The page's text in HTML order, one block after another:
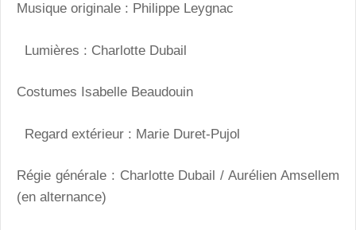
Musique originale : Philippe Leygnac
Lumières : Charlotte Dubail
Costumes Isabelle Beaudouin
Regard extérieur : Marie Duret-Pujol
Régie générale : Charlotte Dubail / Aurélien Amsellem
(en alternance)